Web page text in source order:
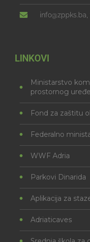
info@zppks.ba,
LINKOVI
Ministarstvo
prostornog
Fond za zaštitu
Federalno
WWF Adria
Parkovi Dinarida
Aplikacija za
Adriaticaves